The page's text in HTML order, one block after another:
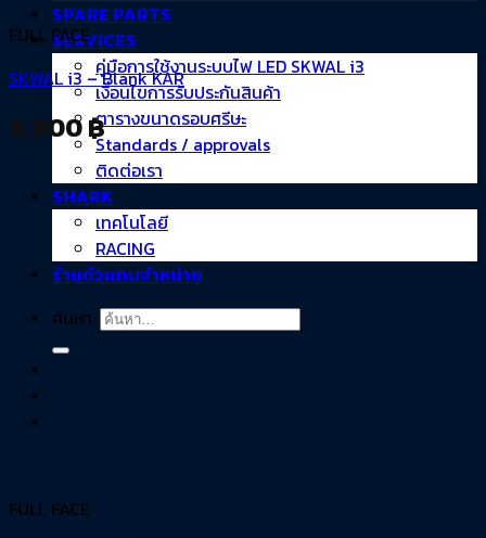
SPARE PARTS
SERVICES
คู่มือการใช้งานระบบไฟ LED SKWAL i3
เงื่อนไขการรับประกันสินค้า
ตารางขนาดรอบศรีษะ
Standards / approvals
ติดต่อเรา
SHARK
เทคโนโลยี
RACING
ร้านตัวแทนจำหน่าย
ค้นหา:
FULL FACE
SKWAL i3 – Blank KAR
9,900฿
FULL FACE